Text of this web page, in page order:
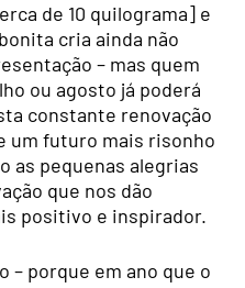
de 10 quilograma] e
cria ainda não
– mas quem
ou agosto já poderá
constante renovação
um futuro mais risonho
as pequenas alegrias
que nos dão
positivo e inspirador.
– porque em ano que o